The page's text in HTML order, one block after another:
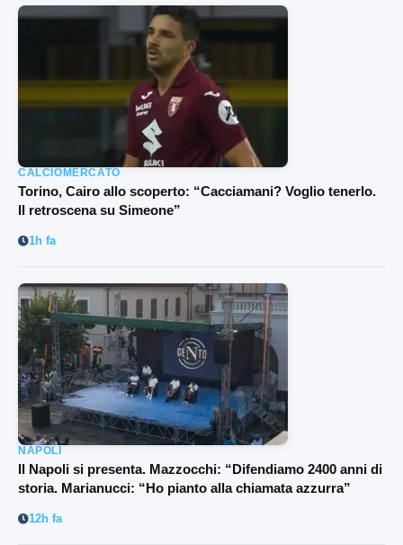
CALCIOMERCATO
Torino, Cairo allo scoperto: “Cacciamani? Voglio tenerlo.
Il retroscena su Simeone”
1h fa
NAPOLI
Il Napoli si presenta. Mazzocchi: “Difendiamo 2400 anni di
storia. Marianucci: “Ho pianto alla chiamata azzurra”
12h fa